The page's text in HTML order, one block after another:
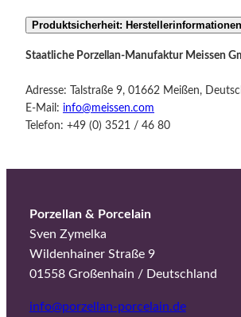
Produktsicherheit: Herstellerinformationen
Staatliche Porzellan-Manufaktur Meissen
Adresse: Talstraße 9, 01662 Meißen,
E-Mail: info@meissen.com
Telefon: +49 (0) 3521 / 46 80
Porzellan & Porcelain
Sven Zymelka
Wildenhainer Straße 9
01558 Großenhain / Deutschland
info@porzellan-porcelain.de